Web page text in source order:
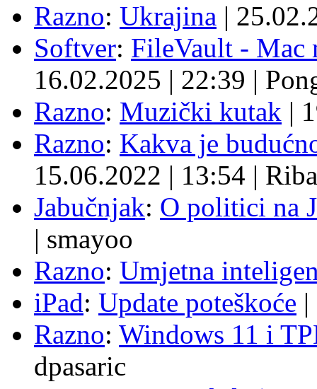
Razno: Ukrajina |
Softver: FileVault - Mac
16.02.2025 | 22:39 |
Razno: Muzički kutak |
Razno: Kakva je
15.06.2022 | 13:54 | Riba
Jabučnjak: O politici na
| smayoo
Razno: Umjetna
iPad: Update poteškoće |
Razno: Windows 11 i
dpasaric